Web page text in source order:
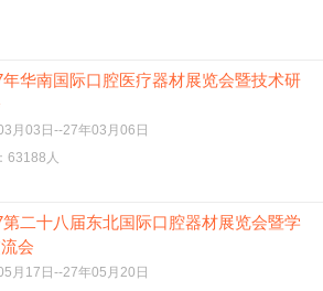
年华南国际口腔医疗器材展览会暨技术研
月03日--27年03月06日
63188人
第二十八届东北国际口腔器材展览会暨学
会
月17日--27年05月20日